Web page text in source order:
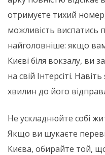
отримуєте тихий
можливість виспатись
найголовніше: якщо
Києві біля вокзалу, ви
на свій Інтерсіті.
хвилин до його
Не ускладнюйте собі
Якщо ви шукаєте
Києва, обирайте той,